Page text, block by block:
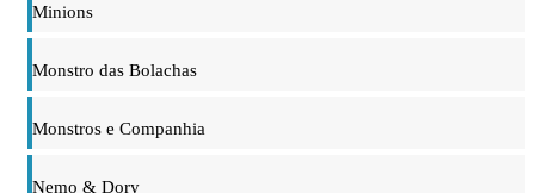
Minions
Monstro das Bolachas
Monstros e Companhia
Nemo & Dory